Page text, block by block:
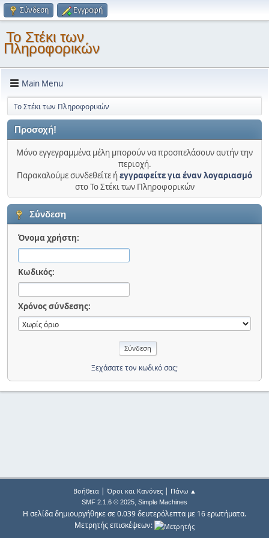
Σύνδεση Εγγραφή
Το Στέκι των
Πληροφορικών
Main Menu
Το Στέκι των Πληροφορικών
Προσοχή!
Μόνο εγγεγραμμένα μέλη μπορούν να προσπελάσουν αυτήν την
περιοχή.
Παρακαλούμε συνδεθείτε ήεγγραφείτε για έναν λογαριασμό
στο Το Στέκι των Πληροφορικών
Σύνδεση
Όνομα χρήστη:
Κωδικός:
Χρόνος σύνδεσης:
Ξεχάσατε τον κωδικό σας;
Βοήθεια| Όροι και Κανόνες| Πάνω ▲
SMF 2.1.6 © 2025, Simple Machines
Η σελίδα δημιουργήθηκε σε 0.039 δευτερόλεπτα με 16 ερωτήματα.
Μετρητής επισκέψεων: